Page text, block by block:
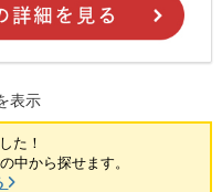
表示
た！
中から探せます。